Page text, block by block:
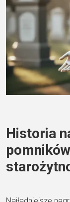
Historia